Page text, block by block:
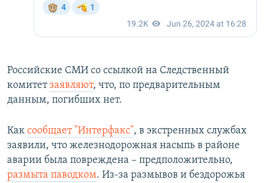
Российские СМИ со ссылкой на Следственный
комитетзаявляют, что, по предварительным
данным, погибших нет.
Как сообщает "Интерфакс", в экстренных службах
заявили, что железнодорожная насыпь в районе
аварии была повреждена – предположительно,
размыта паводком. Из-за размывов и бездорожья